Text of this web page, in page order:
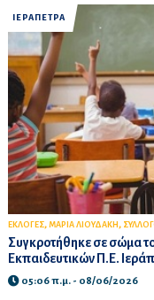
ΙΕΡΑΠΕΤΡΑ
ΕΚΛΟΓΕΣ, ΜΑΡΙΑ ΛΙΟΥΔΑΚΗ ,
Συγκροτήθηκε σε σώμα το
Εκπαιδευτικών Π.Ε.
05:06 π.μ. - 08/06/2026